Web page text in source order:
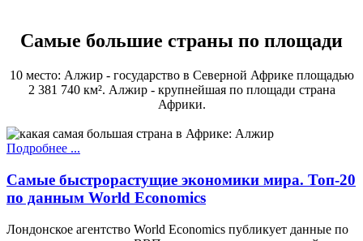
Самые большие страны по площади
10 место: Алжир - государство в Северной Африке площадью
2 381 740 км². Алжир - крупнейшая по площади страна
Африки.
Подробнее ...
Самые быстрорастущие экономики мира. Топ-20
по данным World Economics
Лондонское агентство World Economics публикует данные по